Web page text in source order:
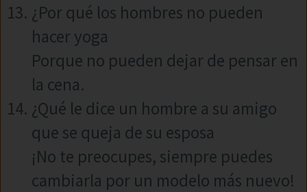
¿Por qué los hombres no pueden
hacer yoga
Porque no pueden dejar de pensar en
la cena.
¿Qué le dice un hombre a su amigo
que se queja de su esposa
¡No te preocupes, siempre puedes
cambiarla por un modelo más nuevo!